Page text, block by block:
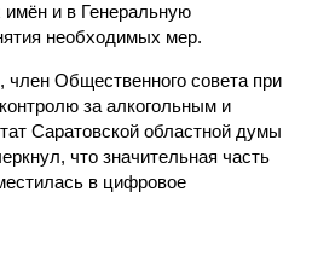
имён и в Генеральную
необходимых мер.
член Общественного совета при
за алкогольным и
Саратовской областной думы
что значительная часть
в цифровое